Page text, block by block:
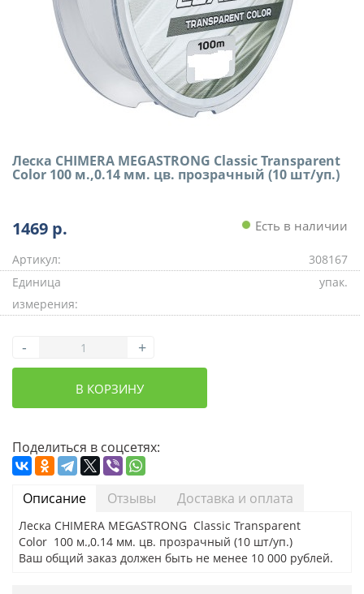
Леска CHIMERA MEGASTRONG Classic Transparent
Color 100 м.,0.14 мм. цв. прозрачный (10 шт/уп.)
1469 р. Есть в наличии
Артикул:
308167
Единица
измерения:
упак.
- +
В КОРЗИНУ
Поделиться в соцсетях:
Описание Отзывы Доставка и оплата
Леска CHIMERA MEGASTRONG Classic Transparent
Color 100 м.,0.14 мм. цв. прозрачный (10 шт/уп.)
Ваш общий заказ должен быть не менее 10 000 рублей.